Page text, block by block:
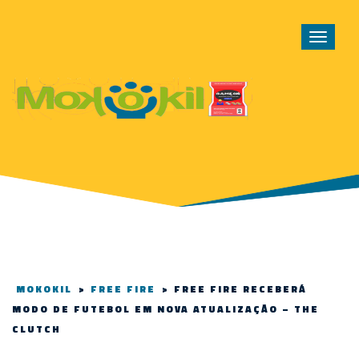
Toggle
MOKOKIL > FREE FIRE > FREE FIRE RECEBERÁ
MODO DE FUTEBOL EM NOVA ATUALIZAÇÃO – THE
CLUTCH